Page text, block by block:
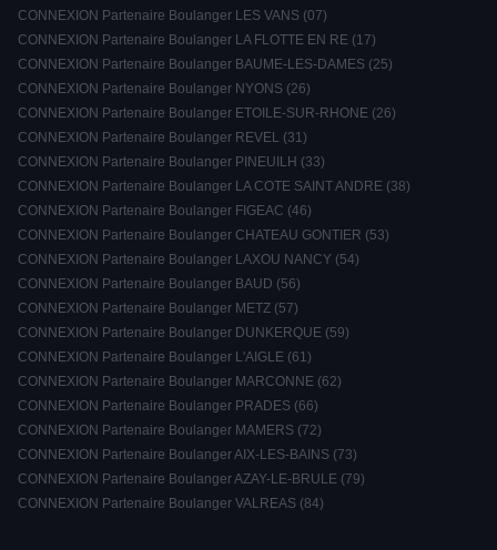
CONNEXION Partenaire Boulanger LES VANS (07)
CONNEXION Partenaire Boulanger LA FLOTTE EN RE (17)
CONNEXION Partenaire Boulanger BAUME-LES-DAMES (25)
CONNEXION Partenaire Boulanger NYONS (26)
CONNEXION Partenaire Boulanger ETOILE-SUR-RHONE (26)
CONNEXION Partenaire Boulanger REVEL (31)
CONNEXION Partenaire Boulanger PINEUILH (33)
CONNEXION Partenaire Boulanger LA COTE SAINT ANDRE (38)
CONNEXION Partenaire Boulanger FIGEAC (46)
CONNEXION Partenaire Boulanger CHATEAU GONTIER (53)
CONNEXION Partenaire Boulanger LAXOU NANCY (54)
CONNEXION Partenaire Boulanger BAUD (56)
CONNEXION Partenaire Boulanger METZ (57)
CONNEXION Partenaire Boulanger DUNKERQUE (59)
CONNEXION Partenaire Boulanger L'AIGLE (61)
CONNEXION Partenaire Boulanger MARCONNE (62)
CONNEXION Partenaire Boulanger PRADES (66)
CONNEXION Partenaire Boulanger MAMERS (72)
CONNEXION Partenaire Boulanger AIX-LES-BAINS (73)
CONNEXION Partenaire Boulanger AZAY-LE-BRULE (79)
CONNEXION Partenaire Boulanger VALREAS (84)